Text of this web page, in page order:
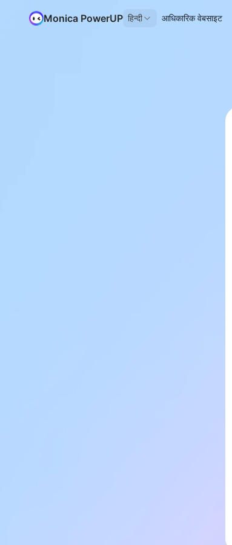
Monica PowerUP हिन्दी आधिकारिक वेबसाइट